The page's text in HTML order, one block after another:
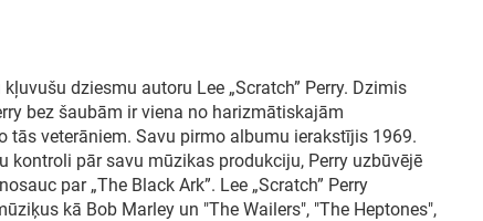
dziesmu autoru Lee „Scratch” Perry. Dzimis
bez šaubām ir viena no harizmātiskajām
tās veterāniem. Savu pirmo albumu ierakstījis 1969.
kontroli pār savu mūzikas produkciju, Perry uzbūvējē
par „The Black Ark”. Lee „Scratch” Perry
kā Bob Marley un "The Wailers", "The Heptones",